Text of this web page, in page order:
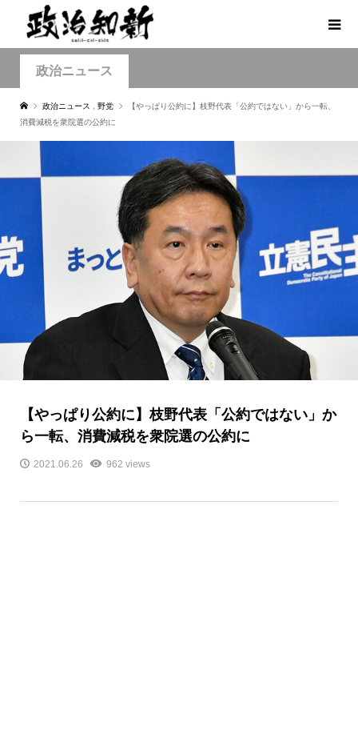
政治ニュース
政治ニュース 野党
【やっぱり公約に】枝野代表「公約ではない」から一転、
消費減税を衆院選の公約に
【やっぱり公約に】枝野代表「公約ではない」か
ら一転、消費減税を衆院選の公約に
2021.06.26 962 views